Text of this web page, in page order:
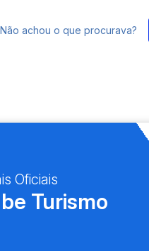
Não achou o que procurava?
Oficiais
Turismo